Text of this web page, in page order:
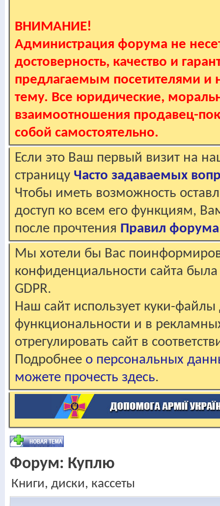
ВНИМАНИЕ!
Администрация форума не
достоверность, качество и
предлагаемым посетителями и
тему. Все юридические,
взаимоотношения продавец-
собой самостоятельно.
Если это Ваш первый визит на
страницу Часто задаваемых
Чтобы иметь возможность
доступ ко всем его функциям,
после прочтения Правил форума
Мы хотели бы Вас
конфиденциальности сайта
GDPR.
Наш сайт использует куки-файлы
функциональности и в
отрегулировать сайт в
Подробнее о персональных
можете прочесть здесь.
Форум: Куплю
Книги, диски, кассеты